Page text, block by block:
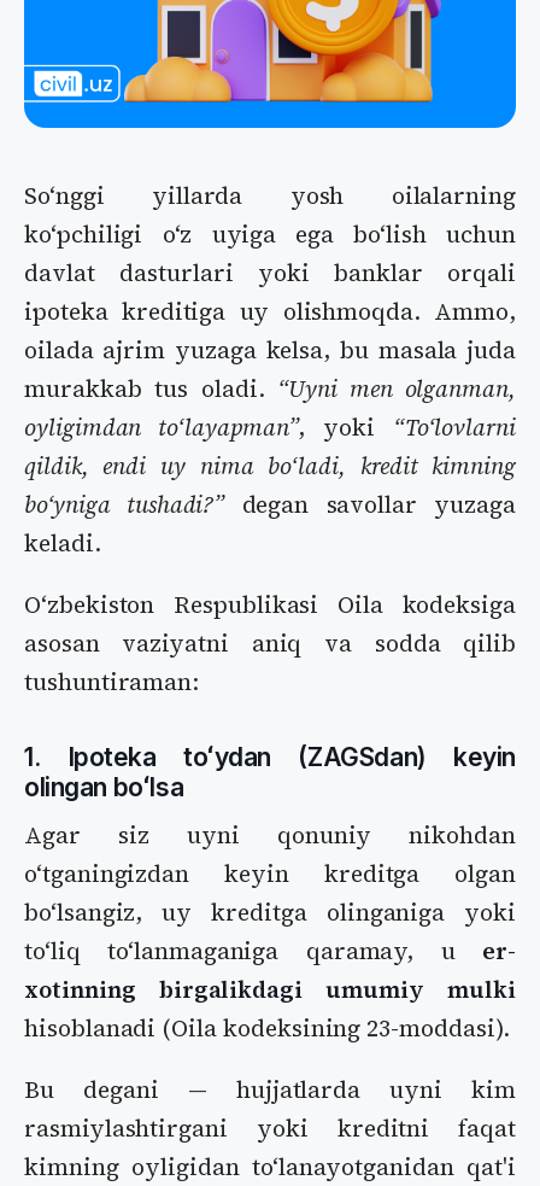
Soʻnggi yillarda yosh oilalarning
koʻpchiligi oʻz uyiga ega boʻlish uchun
davlat dasturlari yoki banklar orqali
ipoteka kreditiga uy olishmoqda. Ammo,
oilada ajrim yuzaga kelsa, bu masala juda
murakkab tus oladi. “Uyni men olganman,
oyligimdan toʻlayapman”, yoki “Toʻlovlarni
qildik, endi uy nima boʻladi, kredit kimning
boʻyniga tushadi?”degan savollar yuzaga
keladi.
Oʻzbekiston Respublikasi Oila kodeksiga
asosan vaziyatni aniq va sodda qilib
tushuntiraman:
1. Ipoteka toʻydan (ZAGSdan) keyin
olingan boʻlsa
Agar siz uyni qonuniy nikohdan
oʻtganingizdan keyin kreditga olgan
boʻlsangiz, uy kreditga olinganiga yoki
toʻliq toʻlanmaganiga qaramay, u er-
xotinning birgalikdagi umumiy mulki
hisoblanadi (Oila kodeksining 23-moddasi).
Bu degani — hujjatlarda uyni kim
rasmiylashtirgani yoki kreditni faqat
kimning oyligidan toʻlanayotganidan qat'i